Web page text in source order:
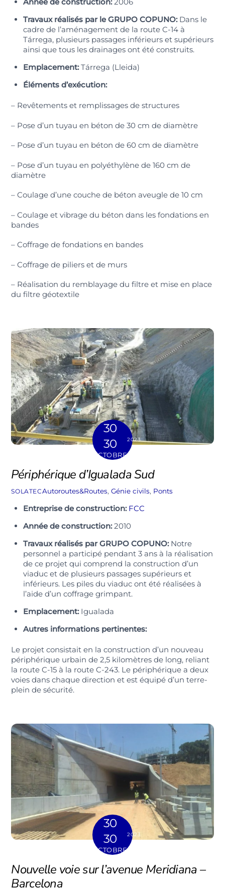
Année de construction:2006
Travaux réalisés par le GRUPO COPUNO:Dans le
cadre de l’aménagement de la route C-14 à
Tárrega, plusieurs passages inférieurs et supérieurs
ainsi que tous les drainages ont été construits.
Emplacement:Tárrega (Lleida)
Éléments d’exécution:
– Revêtements et remplissages de structures
– Pose d’un tuyau en béton de 30 cm de diamètre
– Pose d’un tuyau en béton de 60 cm de diamètre
– Pose d’un tuyau en polyéthylène de 160 cm de
diamètre
– Coulage d’une couche de béton aveugle de 10 cm
– Coulage et vibrage du béton dans les fondations en
bandes
– Coffrage de fondations en bandes
– Coffrage de piliers et de murs
– Réalisation du remblayage du filtre et mise en place
du filtre géotextile
30
30
OCTOBRE
2023
Périphérique d’Igualada Sud
SOLATECAutoroutes&Routes, Génie civils, Ponts
Entreprise de construction: FCC
Année de construction:2010
Travaux réalisés par GRUPO COPUNO:Notre
personnel a participé pendant 3 ans à la réalisation
de ce projet qui comprend la construction d’un
viaduc et de plusieurs passages supérieurs et
inférieurs. Les piles du viaduc ont été réalisées à
l’aide d’un coffrage grimpant.
Emplacement:Igualada
Autres informations pertinentes:
Le projet consistait en la construction d’un nouveau
périphérique urbain de 2,5 kilomètres de long, reliant
la route C-15 à la route C-243. Le périphérique a deux
voies dans chaque direction et est équipé d’un terre-
plein de sécurité.
30
30
OCTOBRE
2023
Nouvelle voie sur l’avenue Meridiana –
Barcelona